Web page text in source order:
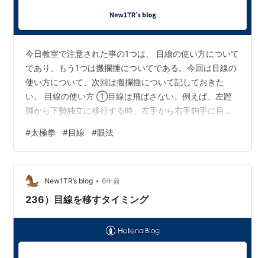
今日教室で注意された事の1つは、 目線の使い方について
であり、もう1つは搬攔捶についてである。今回は目線の
使い方について、次回は搬攔捶について記しておきた
い。 目線の使い方 ①目線は飛ばさない。例えば、左蹬
脚から下勢独立に移行する時、左手から右手鉤手に目線
定を失います。左手を右手鉤手に持って行く道筋を順番
に見続けながら動かすのが良いです。 ②目線は動作に先
行させる。例えば、海底針から閃通臂に移行する時、両
手を胸前でクロスさせてから、上歩し右手は上に、左手
は前に押して行きますが、右45度にある目線は上歩に先
#太極拳 #目線 #眼法
New1TR’s blog • 6年前
236）目線を移すタイミング